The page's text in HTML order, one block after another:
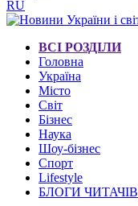
RU
ВСІ РОЗДІЛИ
Головна
Україна
Місто
Світ
Бізнес
Наука
Шоу-бізнес
Спорт
Lifestyle
БЛОГИ ЧИТАЧІВ